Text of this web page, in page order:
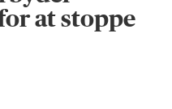
at stoppe